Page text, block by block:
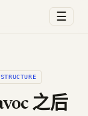
☰
之后